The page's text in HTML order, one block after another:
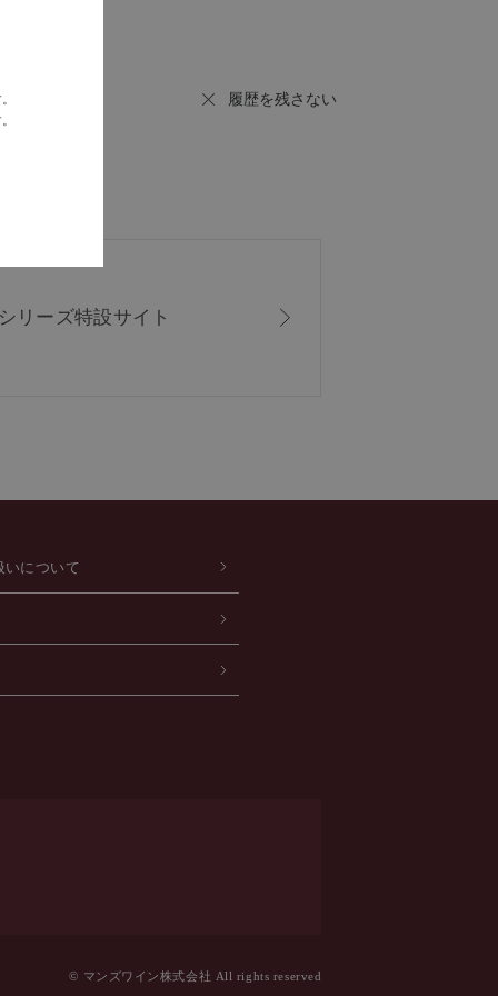
履歴を残さない
リーズ特設サイト
いについて
© マンズワイン株式会社 All rights reserved